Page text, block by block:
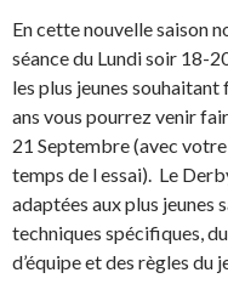
En cette nouvelle saison
séance du Lundi soir 18-
les plus jeunes
ans vous pourrez venir
21 Septembre (avec
temps de l essai). Le
adaptées aux plus jeunes
techniques spécifiques,
d’équipe et des règles du